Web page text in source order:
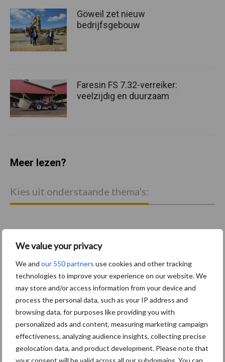
We value your privacy
We and our 550 partners use cookies and other tracking
technologies to improve your experience on our website. We
may store and/or access information from your device and
process the personal data, such as your IP address and
browsing data, for purposes like providing you with
personalized ads and content, measuring marketing campaign
effectiveness, analyzing audience insights, collecting precise
geolocation data, and product development. Please note that
your consent will be valid across all our subdomains. You can
Primaire
Sidebar
Recent nieuws Partner nieuws
11 feb Terra-nieuws vanaf nu op
Göweil zet nieuw
bedrijfsgebouw
Faresin FS 7.32-verreiker:
veelzijdig en duurzaam
Meer lezen?
Kies uit onderstaande thema's:
Activiteiten